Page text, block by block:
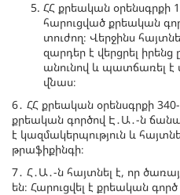
ՀՀ քրեական օրենսգրքի
հարուցված քրեական
տուժող։ Վերջինս
զարդեր է վերցրել
անունով և պատճառել է
վնաս։
6․ ՀՀ քրեական օրենսգրքի
քրեական գործով Է․Ա․-ն
է կազմակերպություն և
թրաֆիքինգի։
7․ Հ․Ա․-ն հայտնել է, որ
են։ Հարուցվել է քրեական